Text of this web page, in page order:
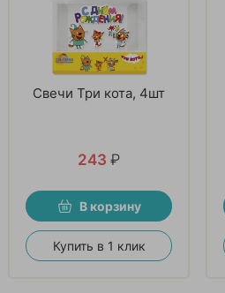
Свечи Три кота, 4шт
243 ₽
В корзину
Купить в 1 клик